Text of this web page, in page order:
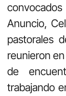
Anuncio,
pastorales
reunieron
de
trabajando